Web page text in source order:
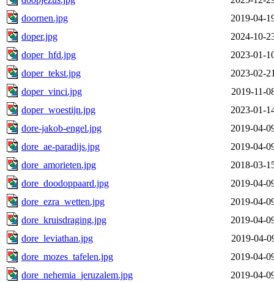
doornen.jpg
2019-04-
doper.jpg
2024-10-
doper_hfd.jpg
2023-01-
doper_tekst.jpg
2023-02-
doper_vinci.jpg
2019-11-
doper_woestijn.jpg
2023-01-
dore-jakob-engel.jpg
2019-04-
dore_ae-paradijs.jpg
2019-04-
dore_amorieten.jpg
2018-03-
dore_doodoppaard.jpg
2019-04-
dore_ezra_wetten.jpg
2019-04-
dore_kruisdraging.jpg
2019-04-
dore_leviathan.jpg
2019-04-
dore_mozes_tafelen.jpg
2019-04-
dore_nehemia_jeruzalem.jpg
2019-04-